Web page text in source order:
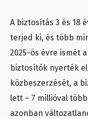
A biztosítás 3 és 18
terjed ki, és több
2025-ös évre ismét
biztosítók nyerték
közbeszerzését, a
lett – 7 millióval
azonban